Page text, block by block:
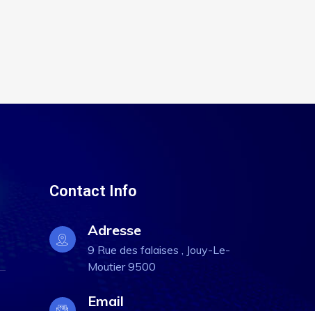
Contact Info
Adresse
9 Rue des falaises , Jouy-Le-
Moutier 9500
Email